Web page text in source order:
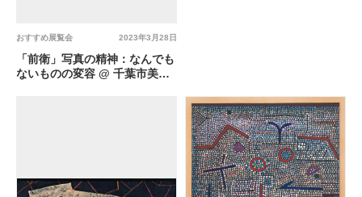
2023年3月28日
おすすめ展覧会
「前衛」写真の精神：なんでも
ないものの変容 @ 千葉市美術